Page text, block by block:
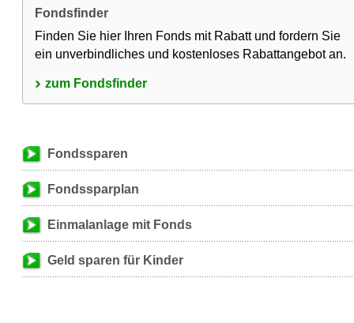
Fondsfinder
Finden Sie hier Ihren Fonds mit Rabatt und fordern Sie
ein unverbindliches und kostenloses Rabattangebot an.
zum Fondsfinder
Fondssparen
Fondssparplan
Einmalanlage mit Fonds
Geld sparen für Kinder